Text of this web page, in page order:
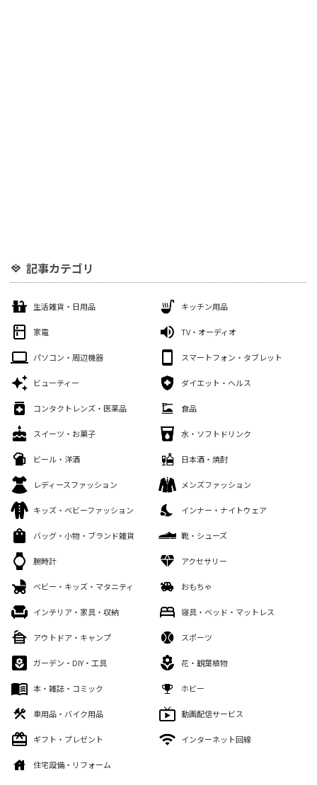
記事カテゴリ
生活雑貨・日用品 キッチン用品
家電 TV・オーディオ
パソコン・周辺機器 スマートフォン・タブレット
ビューティー ダイエット・ヘルス
コンタクトレンズ・医薬品 食品
スイーツ・お菓子 水・ソフトドリンク
ビール・洋酒 日本酒・焼酎
レディースファッション メンズファッション
キッズ・ベビーファッション インナー・ナイトウェア
バッグ・小物・ブランド雑貨 靴・シューズ
腕時計 アクセサリー
ベビー・キッズ・マタニティ おもちゃ
インテリア・家具・収納 寝具・ベッド・マットレス
アウトドア・キャンプ スポーツ
ガーデン・DIY・工具 花・観葉植物
本・雑誌・コミック ホビー
車用品・バイク用品 動画配信サービス
ギフト・プレゼント インターネット回線
住宅設備・リフォーム